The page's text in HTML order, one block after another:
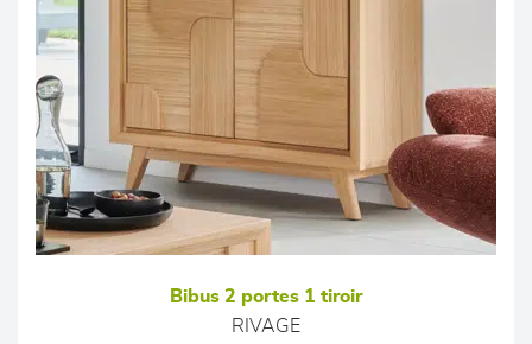
Bibus 2 portes 1 tiroir
RIVAGE